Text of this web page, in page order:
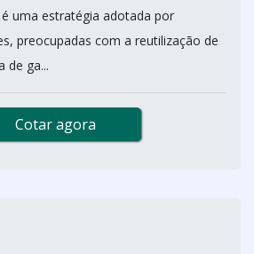
uma estratégia adotada por
preocupadas com a reutilização de
de ga...
Cotar agora